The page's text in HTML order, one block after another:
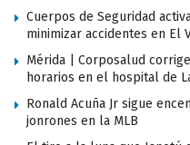
Cuerpos de Seguridad
minimizar accidentes en El
Mérida | Corposalud
horarios en el hospital de
Ronald Acuña Jr sigue
jonrones en la MLB